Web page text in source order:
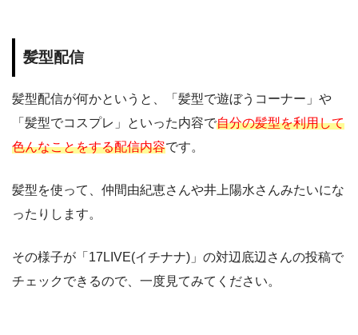
髪型配信
髪型配信が何かというと、「髪型で遊ぼうコーナー」や
「髪型でコスプレ」といった内容で自分の髪型を利用して
色んなことをする配信内容です。
髪型を使って、仲間由紀恵さんや井上陽水さんみたいにな
ったりします。
その様子が「17LIVE(イチナナ)」の対辺底辺さんの投稿で
チェックできるので、一度見てみてください。